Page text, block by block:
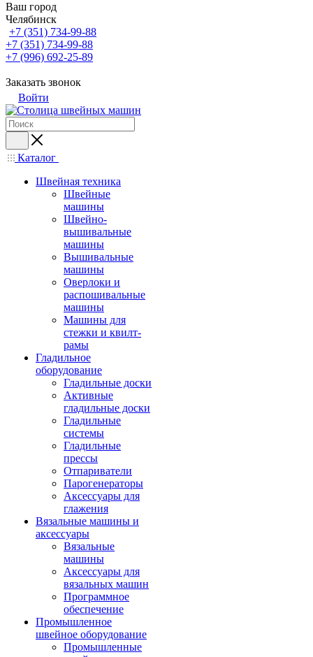
Ваш город
Челябинск
+7 (351) 734-99-88
+7 (351) 734-99-88
+7 (996) 692-25-89
Заказать звонок
Войти
Каталог
Швейная техника
Швейные
машины
Швейно-
вышивальные
машины
Вышивальные
машины
Оверлоки и
распошивальные
машины
Машины для
стежки и квилт-
рамы
Гладильное
оборудование
Гладильные доски
Активные
гладильные доски
Гладильные
системы
Гладильные
прессы
Отпариватели
Парогенераторы
Аксессуары для
глажения
Вязальные машины и
аксессуары
Вязальные
машины
Аксессуары для
вязальных машин
Программное
обеспечение
Промышленное
швейное оборудование
Промышленные